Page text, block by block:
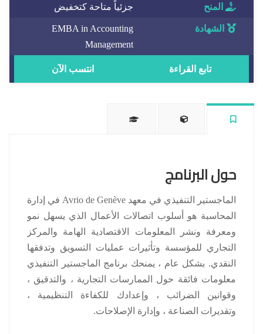
المنح جزئياً متاحة كتخفيض
الشهادة
EMBA in Accounting
Management
تابع القراءة انتسب الآن
حول البرنامج
الماجستير التنفيذي في معهد Avrio de Genève في إدارة
المحاسبة هو أسلوب اتصالات الأعمال الذي يسهل نمو
ومعرفة ونشر المعلومات الاقتصادية الهامة والمركز
التجاري للمؤسسة وتأثيرات عمليات التسويق وتدفقها
النقدي. بشكل عام ، يمنحك برنامج الماجستير التنفيذي
معلومات فائقة حول الممارسات التجارية ، والتدقيق ،
وقوانين الضرائب ، وإعدادك للكفاءة التنظيمية ،
وتقديرات الصناعة ، وإدارة الإصلاحات.